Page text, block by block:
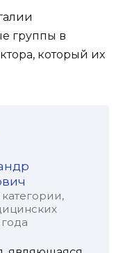
группы в
который их